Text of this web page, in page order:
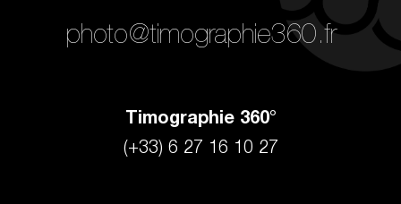
photo@timographie360.fr
Timographie 360°
(+33) 6 27 16 10 27